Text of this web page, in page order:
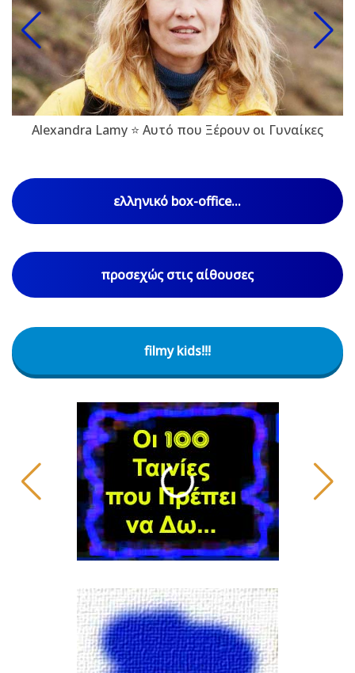
Alexandra Lamy ⭐ Αυτό που Ξέρουν οι Γυναίκες
ελληνικό box-office...
προσεχώς στις αίθουσες
filmy kids!!!